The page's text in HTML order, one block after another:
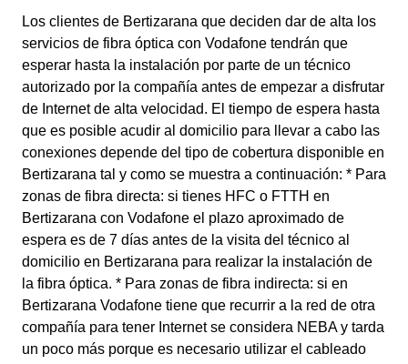
Los clientes de Bertizarana que deciden dar de alta los
servicios de fibra óptica con Vodafone tendrán que
esperar hasta la instalación por parte de un técnico
autorizado por la compañía antes de empezar a disfrutar
de Internet de alta velocidad. El tiempo de espera hasta
que es posible acudir al domicilio para llevar a cabo las
conexiones depende del tipo de cobertura disponible en
Bertizarana tal y como se muestra a continuación: * Para
zonas de fibra directa: si tienes HFC o FTTH en
Bertizarana con Vodafone el plazo aproximado de
espera es de 7 días antes de la visita del técnico al
domicilio en Bertizarana para realizar la instalación de
la fibra óptica. * Para zonas de fibra indirecta: si en
Bertizarana Vodafone tiene que recurrir a la red de otra
compañía para tener Internet se considera NEBA y tarda
un poco más porque es necesario utilizar el cableado